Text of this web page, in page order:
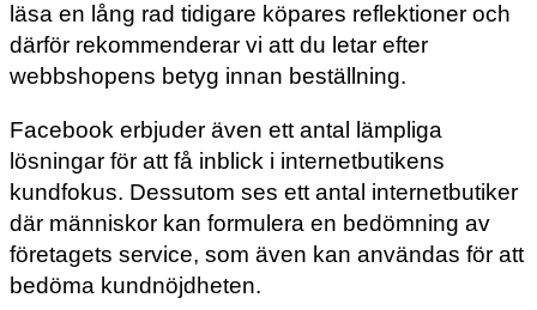
läsa en lång rad tidigare köpares reflektioner och
därför rekommenderar vi att du letar efter
webbshopens betyg innan beställning.
Facebook erbjuder även ett antal lämpliga
lösningar för att få inblick i internetbutikens
kundfokus. Dessutom ses ett antal internetbutiker
där människor kan formulera en bedömning av
företagets service, som även kan användas för att
bedöma kundnöjdheten.